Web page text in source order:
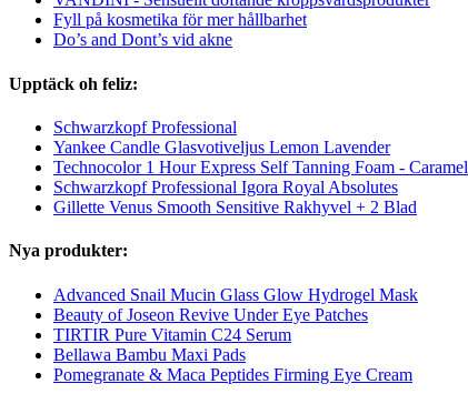
Fyll på kosmetika för mer hållbarhet
Do’s and Dont’s vid akne
Upptäck oh feliz:
Schwarzkopf Professional
Yankee Candle Glasvotiveljus Lemon Lavender
Technocolor 1 Hour Express Self Tanning Foam - Caramel
Schwarzkopf Professional Igora Royal Absolutes
Gillette Venus Smooth Sensitive Rakhyvel + 2 Blad
Nya produkter:
Advanced Snail Mucin Glass Glow Hydrogel Mask
Beauty of Joseon Revive Under Eye Patches
TIRTIR Pure Vitamin C24 Serum
Bellawa Bambu Maxi Pads
Pomegranate & Maca Peptides Firming Eye Cream